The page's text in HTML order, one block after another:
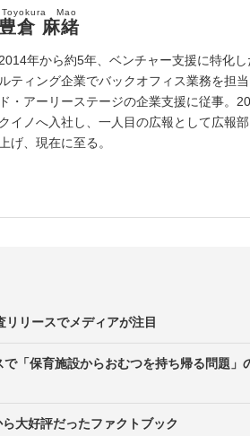
豊倉 麻緒
Toyokura Mao
2014年から約5年、ベンチャー支援に特化
ルティング企業でバックオフィス業務を担
ド・アーリーステージの企業支援に従事。
クイノへ入社し、一人目の広報として広報
上げ、現在に至る。
リースでメディアが注目
らスタート
「保育施設からおむつを持ち帰る問題」
ダーの理解から
大好評だったファクトブック